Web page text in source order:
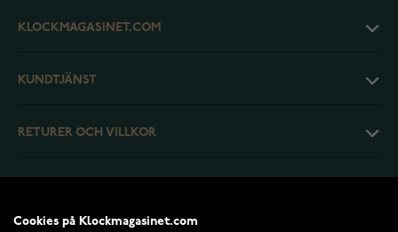
KLOCKMAGASINET.COM
KUNDTJÄNST
RETURER OCH VILLKOR
Cookies på Klockmagasinet.com